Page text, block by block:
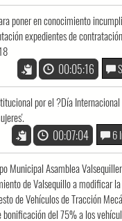
poner en conocimiento
expedientes de
00:05:16
por el ?Día
00:07:04 6
Municipal Asamblea
de Valsequillo a modificar
de Vehículos de Tracción
del 75% a los